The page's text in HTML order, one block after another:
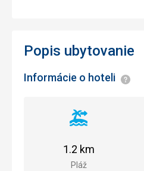
Popis ubytovanie
Informácie o hoteli
Vzdialenosť
pláže
Pláž
1.2 km